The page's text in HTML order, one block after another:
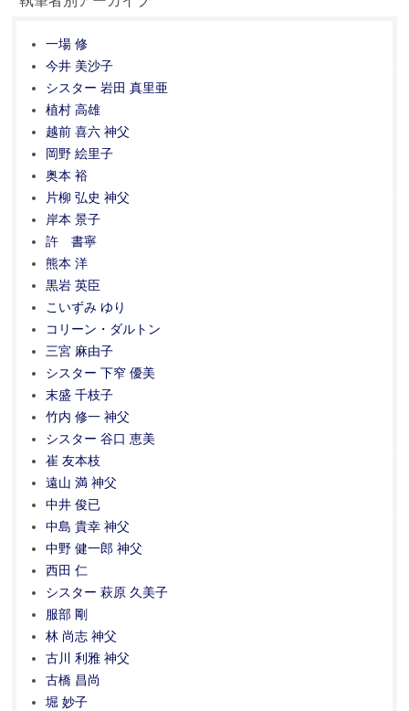
一場 修
今井 美沙子
シスター 岩田 真里亜
植村 高雄
越前 喜六 神父
岡野 絵里子
奥本 裕
片柳 弘史 神父
岸本 景子
許 書寧
熊本 洋
黒岩 英臣
こいずみ ゆり
コリーン・ダルトン
三宮 麻由子
シスター 下窄 優美
末盛 千枝子
竹内 修一 神父
シスター 谷口 恵美
崔 友本枝
遠山 満 神父
中井 俊已
中島 貴幸 神父
中野 健一郎 神父
西田 仁
シスター 萩原 久美子
服部 剛
林 尚志 神父
古川 利雅 神父
古橋 昌尚
堀 妙子